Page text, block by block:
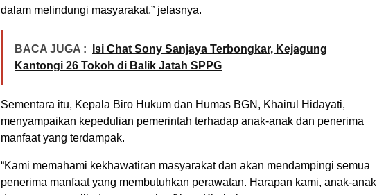
dalam melindungi masyarakat,” jelasnya.
BACA JUGA :
Isi Chat Sony Sanjaya Terbongkar, Kejagung
Kantongi 26 Tokoh di Balik Jatah SPPG
Sementara itu, Kepala Biro Hukum dan Humas BGN, Khairul Hidayati,
menyampaikan kepedulian pemerintah terhadap anak-anak dan penerima
manfaat yang terdampak.
“Kami memahami kekhawatiran masyarakat dan akan mendampingi semua
penerima manfaat yang membutuhkan perawatan. Harapan kami, anak-anak